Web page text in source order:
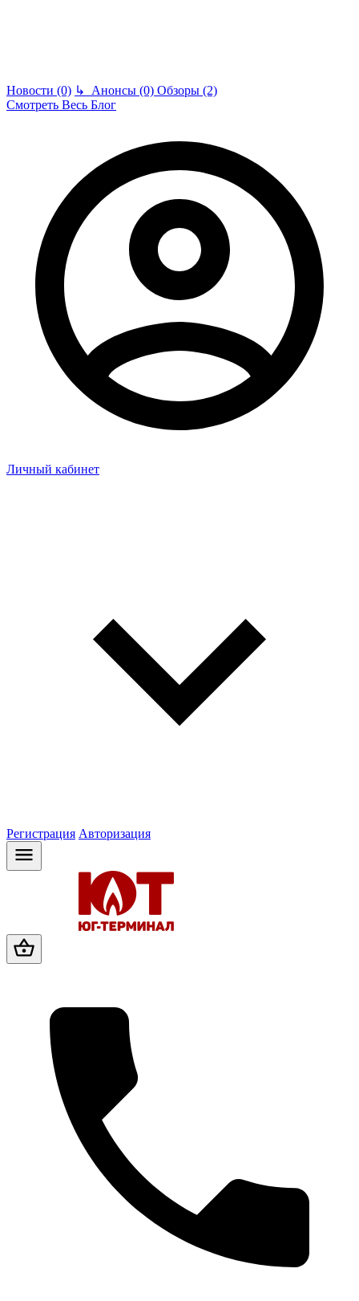
Новости (0) ↳ Анонсы (0) Обзоры (2)
Смотреть Весь Блог
Личный кабинет
Регистрация Авторизация